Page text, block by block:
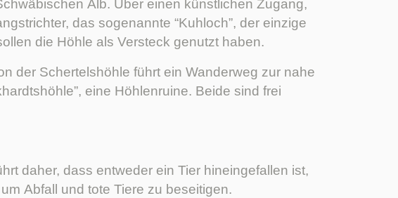
Alb. Über einen künstlichen Zugang,
das sogenannte “Kuhloch”, der einzige
die Höhle als Versteck genutzt haben.
der Schertelshöhle führt ein Wanderweg zur nahe
eine Höhlenruine. Beide sind frei
daher, dass entweder ein Tier hineingefallen ist,
Abfall und tote Tiere zu beseitigen.